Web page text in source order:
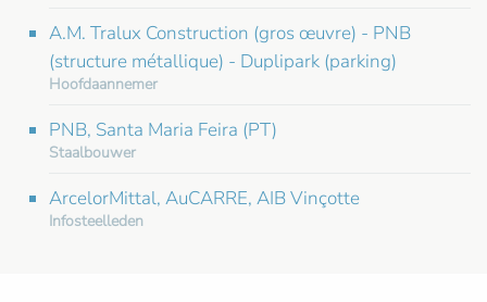
A.M. Tralux Construction (gros œuvre) - PNB
(structure métallique) - Duplipark (parking)
Hoofdaannemer
PNB, Santa Maria Feira (PT)
Staalbouwer
ArcelorMittal, AuCARRE, AIB Vinçotte
Infosteelleden